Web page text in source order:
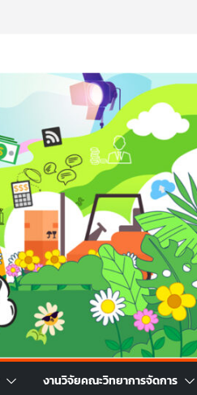
งานวิจัยคณะวิทยาการจัดการ